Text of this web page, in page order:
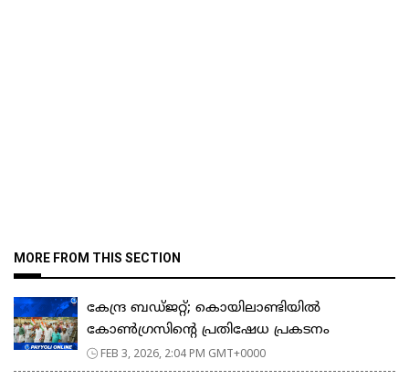
MORE FROM THIS SECTION
കേന്ദ്ര ബഡ്ജറ്റ്; കൊയിലാണ്ടിയിൽ
കോൺഗ്രസിന്റെ പ്രതിഷേധ പ്രകടനം
FEB 3, 2026, 2:04 PM GMT+0000